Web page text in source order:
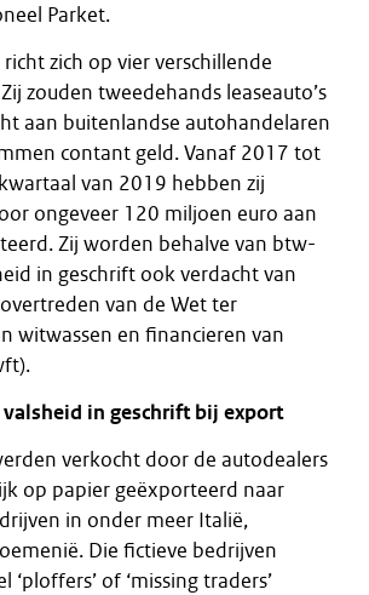
Parket.
zich op vier verschillende
zouden tweedehands leaseauto’s
aan buitenlandse autohandelaren
contant geld. Vanaf 2017 tot
van 2019 hebben zij
ongeveer 120 miljoen euro aan
Zij worden behalve van btw-
in geschrift ook verdacht van
van de Wet ter
witwassen en financieren van
in geschrift bij export
verkocht door de autodealers
op papier geëxporteerd naar
in onder meer Italië,
Die fictieve bedrijven
of ‘missing traders’